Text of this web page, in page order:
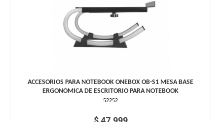
ACCESORIOS PARA NOTEBOOK ONEBOX OB-S1 MESA BASE
ERGONOMICA DE ESCRITORIO PARA NOTEBOOK
52252